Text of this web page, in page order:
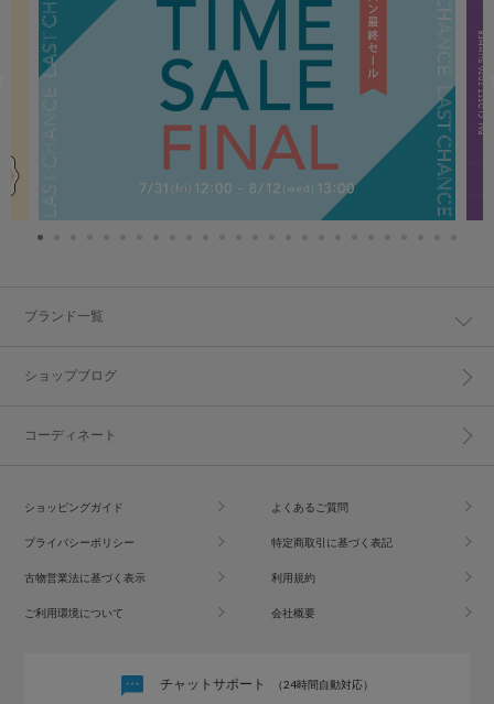
ブランド一覧
ショップブログ
コーディネート
ショッピングガイド よくあるご質問
プライバシーポリシー 特定商取引に基づく表記
古物営業法に基づく表示 利用規約
ご利用環境について 会社概要
チャットサポート （24時間自動対応）